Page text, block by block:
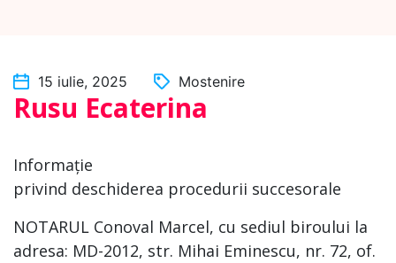
15 iulie, 2025 Mostenire
Rusu Ecaterina
Informație
privind deschiderea procedurii succesorale
NOTARUL Conoval Marcel, cu sediul biroului la
adresa: MD-2012, str. Mihai Eminescu, nr. 72, of.